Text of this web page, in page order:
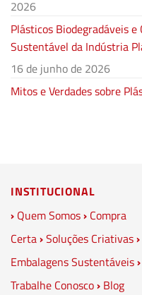
2026
Plásticos Biodegradáveis
Sustentável da Indústria
16 de junho de 2026
Mitos e Verdades sobre
INSTITUCIONAL
› Quem Somos› Compra
Certa›Soluções Criativas›
Embalagens Sustentáveis›
Trabalhe Conosco› Blog